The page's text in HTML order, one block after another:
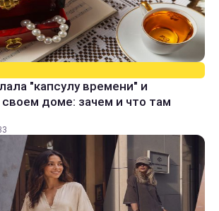
"капсулу времени" и
доме: зачем и что там